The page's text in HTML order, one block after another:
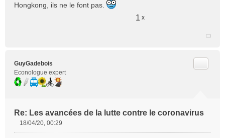
Hongkong, ils ne le font pas.
1 x
GuyGadebois
Econologue expert
Re: Les avancées de la lutte contre le coronavirus
18/04/20, 00:29